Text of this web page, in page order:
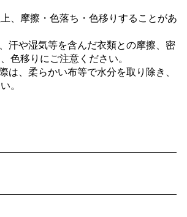
、摩擦・色落ち・色移りすることがあ
汗や湿気等を含んだ衣類との摩擦、密
色移りにご注意ください。
は、柔らかい布等で水分を取り除き、
。